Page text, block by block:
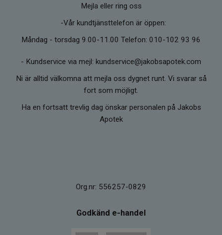
Mejla eller ring oss
-Vår kundtjänsttelefon är öppen:
Måndag - torsdag 9.00-11.00 Telefon: 010-102 93 96
- Kundservice via mejl: kundservice@jakobsapotek.com
Ni är alltid välkomna att mejla oss dygnet runt. Vi svarar så
fort som möjligt.
Ha en fortsatt trevlig dag önskar personalen på Jakobs
Apotek
Org.nr: 556257-0829
Godkänd e-handel